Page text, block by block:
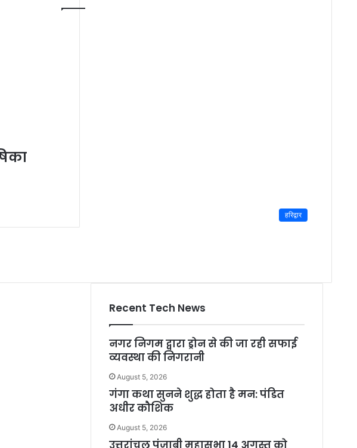
हरिद्वार
Recent Tech News
नगर निगम द्वारा ड्रोन से की जा रही सफाई
व्यवस्था की निगरानी
August 5, 2026
गंगा कथा सुनने शुद्ध होता है मन: पंडित
अधीर कौशिक
August 5, 2026